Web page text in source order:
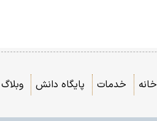
خانه خدمات پایگاه دانش وبلاگ